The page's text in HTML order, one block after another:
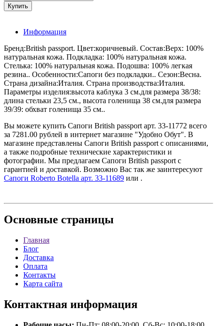
Информация
Бренд:British passport. Цвет:коричневый. Состав:Верх: 100%
натуральная кожа. Подкладка: 100% натуральная кожа.
Стелька: 100% натуральная кожа. Подошва: 100% легкая
резина.. Особенности:Сапоги без подкладки.. Сезон:Весна.
Страна дизайна:Италия. Страна производства:Италия.
Параметры изделия:высота каблука 3 см.для размера 38/38:
длина стельки 23,5 см., высота голенища 38 см.для размера
39/39: обхват голенища 35 см..
Вы можете купить Сапоги British passport арт. 33-11772 всего
за 7281.00 рублей в интернет магазине "Удобно Обут". В
магазине представлены Сапоги British passport с описаниями,
а также подробные технические характеристики и
фотографии. Мы предлагаем Сапоги British passport с
гарантией и доставкой. Возможно Вас так же заинтересуют
Сапоги Roberto Botella арт. 33-11689 или .
Основные страницы
Главная
Блог
Доставка
Оплата
Контакты
Карта сайта
Контактная информация